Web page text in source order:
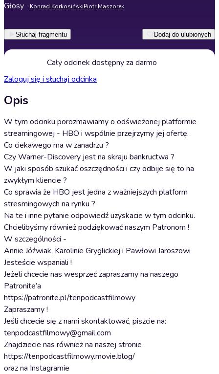
Głosy Konrad KorkosińskiPiotr Maszorek
Słuchaj fragmentu Dodaj do ulubionych
Cały odcinek dostępny za darmo
Zaloguj się i słuchaj odcinka
Opis
W tym odcinku porozmawiamy o odświeżonej platformie
streamingowej - HBO i wspólnie przejrzymy jej ofertę.
Co ciekawego ma w zanadrzu ?
Czy Warner-Discovery jest na skraju bankructwa ?
W jaki sposób szukać oszczędności i czy odbije się to na
zwykłym kliencie ?
Co sprawia że HBO jest jedna z ważniejszych platform
stresmingowych na rynku ?
Na te i inne pytanie odpowiedź uzyskacie w tym odcinku.
Chcielibyśmy również podziękować naszym Patronom !
W szczególności -
Annie Jóźwiak, Karolinie Gryglickiej i Pawłowi Jaroszowi
Jesteście wspaniali !
Jeżeli chcecie nas wesprzeć zapraszamy na naszego
Patronite’a
https://patronite.pl/tenpodcastfilmowy
Zapraszamy !
Jeśli chcecie się z nami skontaktować, piszcie na:
tenpodcastfilmowy@gmail.com
Znajdziecie nas również na naszej stronie
https://tenpodcastfilmowy.movie.blog/
oraz na Instagramie